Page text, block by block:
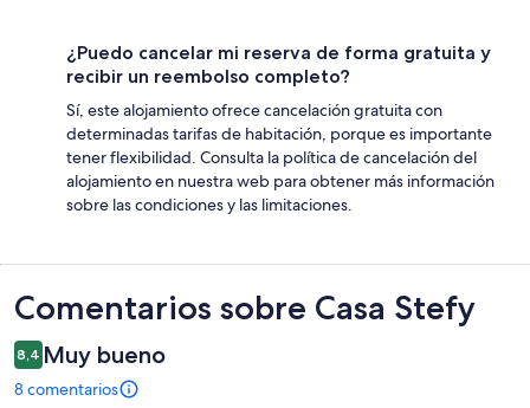
¿Puedo cancelar mi reserva de forma gratuita y
recibir un reembolso completo?
Sí, este alojamiento ofrece cancelación gratuita con
determinadas tarifas de habitación, porque es importante
tener flexibilidad. Consulta la política de cancelación del
alojamiento en nuestra web para obtener más información
sobre las condiciones y las limitaciones.
Comentarios
Comentarios sobre Casa Stefy
8,4 Muy bueno
8 comentarios